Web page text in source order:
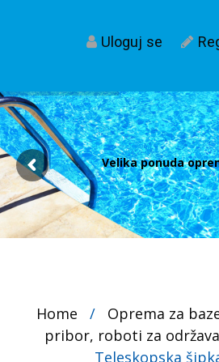
Uloguj se
Velika ponuda
Home / Oprema za
pribor, roboti za
Teleskopska